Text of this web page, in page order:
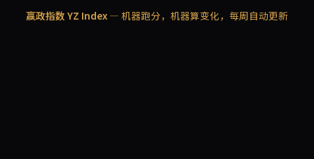
赢政指数 YZ Index — 机器跑分，机器算变化，每周自动更新